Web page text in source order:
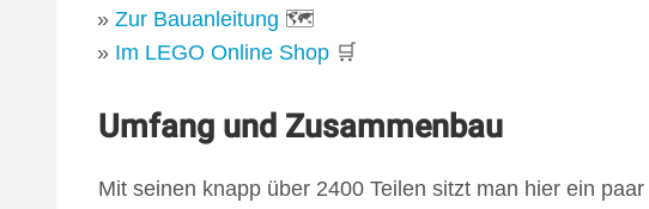
Zur Bauanleitung 🗺
Im LEGO Online Shop 🛒
Umfang und Zusammenbau
Mit seinen knapp über 2400 Teilen sitzt man hier ein